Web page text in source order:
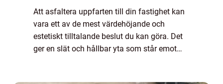
Att asfaltera uppfarten till din fastighet kan
vara ett av de mest värdehöjande och
estetiskt tilltalande beslut du kan göra. Det
ger en slät och hållbar yta som står emot